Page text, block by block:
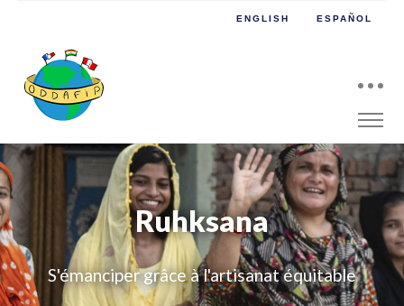
ESPAÑOL
ENGLISH
Ruhksana
S'émanciper grâce à l'artisanat équitable